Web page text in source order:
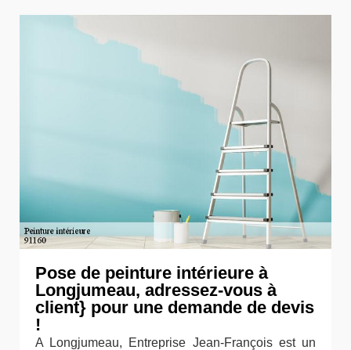
Pose de peinture intérieure à
Longjumeau, adressez-vous à
client} pour une demande de devis
!
A Longjumeau, Entreprise Jean-François est un